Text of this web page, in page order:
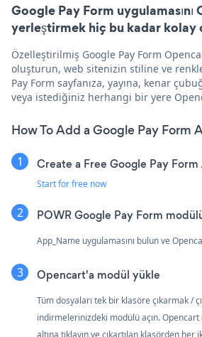
Google Pay Form
yerleştirmek hiç bu kadar kolay
Özelleştirilmiş Google Pay Form
oluşturun, web sitenizin stiline ve
Pay Form sayfanıza, yayına, kenar
veya istediğiniz herhangi bir yere
How To Add a Google Pay Form
Create a Free Google Pay
Start for free now
POWR Google Pay Form
App_Name uygulamasını bulun ve
Opencart'a modül yükle
Tüm dosyaları tek bir klasöre çıkarmak /
indirmelerinizdeki modülü açın.
altına tıklayın ve çıkartılan klasörden